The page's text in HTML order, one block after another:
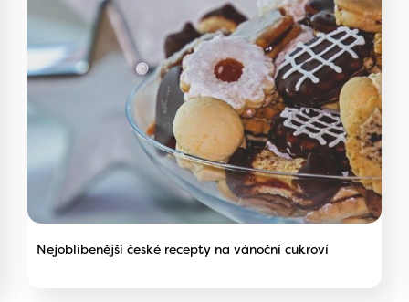
Nejoblíbenější české recepty na vánoční cukroví